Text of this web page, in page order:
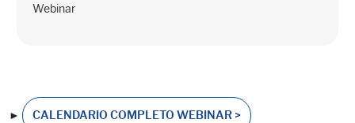
Webinar
► CALENDARIO COMPLETO WEBINAR >